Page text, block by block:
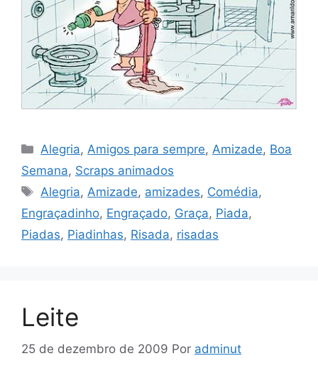
Categorias
Alegria,Amigos para sempre,Amizade, Boa
Semana, Scraps animados
Tags
Alegria,Amizade, amizades, Comédia,
Engraçadinho, Engraçado, Graça, Piada,
Piadas, Piadinhas, Risada, risadas
Leite
25 de dezembro de 2009 Por adminut